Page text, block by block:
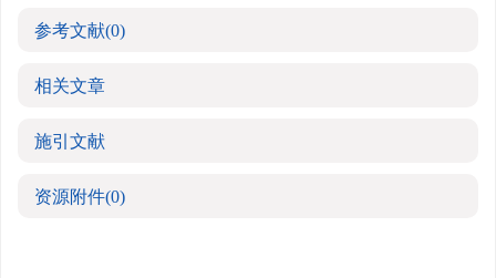
参考文献(0)
相关文章
施引文献
资源附件(0)